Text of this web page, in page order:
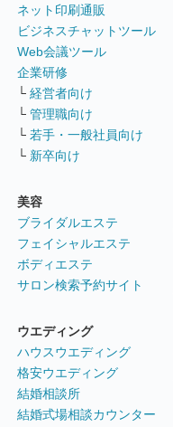
ネット印刷通販
ビジネスチャットツール
Web会議ツール
企業研修
└ 経営者向け
└ 管理職向け
└ 若手・一般社員向け
└ 新卒向け
美容
ブライダルエステ
フェイシャルエステ
ボディエステ
サロン検索予約サイト
ウエディング
ハウスウエディング
格安ウエディング
結婚相談所
結婚式場相談カウンター